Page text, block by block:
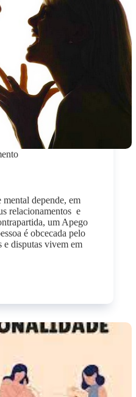
mental depende, em
relacionamentos e
um Apego
é obcecada pelo
e disputas vivem em